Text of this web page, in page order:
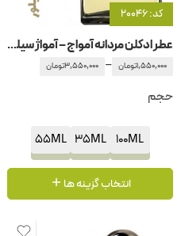
کد: 20046
عطر ادکلن مردانه آمواج – آمواژ سیلور
1,550,000تومان –
3,550,000تومان
حجم
100ML
35ML
55ML
انتخاب گزینه ها